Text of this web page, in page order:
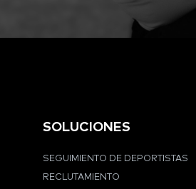
SOLUCIONES
SEGUIMIENTO DE DEPORTISTAS
RECLUTAMIENTO